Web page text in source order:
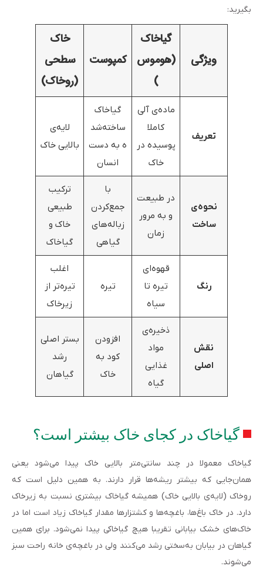
بگیرید:
ویژگی
گیاخاک
(هوموس
)
کمپوست
خاک
سطحی
(روخاک)
تعریف
ماده‌ی آلی
کاملا
پوسیده در
خاک
گیاخاک
ساخته‌شد
ه به دست
انسان
لایه‌ی
بالایی خاک
نحوه‌ی
ساخت
در طبیعت
و به مرور
زمان
با
جمع‌کردن
زباله‌های
گیاهی
ترکیب
طبیعی
خاک و
گیاخاک
رنگ
قهوه‌ای
تیره تا
سیاه
تیره
اغلب
تیره‌تر از
زیرخاک
نقش
اصلی
ذخیره‌ی
مواد
غذایی
گیاه
افزودن
کود به
خاک
بستر اصلی
رشد
گیاهان
گیاخاک در کجای خاک بیشتر است؟
گیاخاک معمولا در چند سانتی‌متر بالایی خاک پیدا می‌شود یعنی
همان‌جایی که بیشتر ریشه‌ها قرار دارند. به همین دلیل است که
روخاک (لایه‌ی بالایی خاک) همیشه گیاخاک بیشتری نسبت به زیرخاک
دارد. در خاک باغ‌ها، باغچه‌ها و کشتزارها مقدار گیاخاک زیاد است اما در
خاک‌های خشک بیابانی تقریبا هیچ گیاخاکی پیدا نمی‌شود. برای همین
گیاهان در بیابان به‌سختی رشد می‌کنند ولی در باغچه‌ی خانه راحت سبز
می‌شوند.